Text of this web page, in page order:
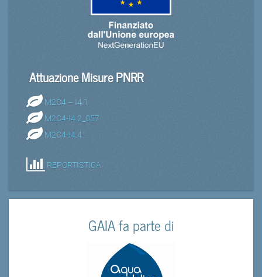
Attuazione Misure PNRR
M2C4 – I4.1
M2C4-I4.2_057
M2C4-I4.4
REPORTISTICA
GAIA fa parte di